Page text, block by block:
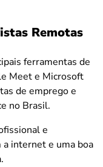
Remotas
ferramentas de
Meet e Microsoft
de emprego e
no Brasil.
e
a internet e uma boa